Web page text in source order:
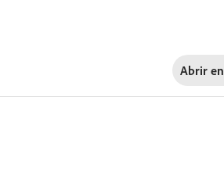
Abrir en